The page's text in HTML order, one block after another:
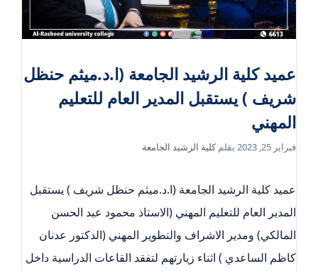
عميد كلية الرشيد الجامعة (ا.د.ميثم حنظل
شريف ) يستقبل المدير العام للتعليم
المهني
فبراير 25, 2023 بقلمكلية الرشيد الجامعة
عميد كلية الرشيد الجامعة (ا.د.ميثم حنظل شريف ) يستقبل
المدير العام للتعليم المهني (الاستاذ محمود عبد الحسن
المالكي) ومدير الاشراف والتطوير المهني (الدكتور عدنان
كاظم الساعدي ) اثناء زيارتهم لتفقد القاعات الدراسية داخل